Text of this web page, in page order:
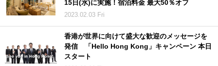
15日(水)に実施！宿泊料金 最大50％オフ
2023.02.03 Fri
香港が世界に向けて盛大な歓迎のメッセージを
発信 「Hello Hong Kong」キャンペーン 本日
スタート